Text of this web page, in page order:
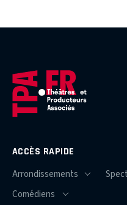
ACCÈS RAPIDE